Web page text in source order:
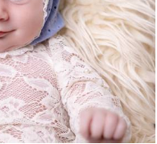
0